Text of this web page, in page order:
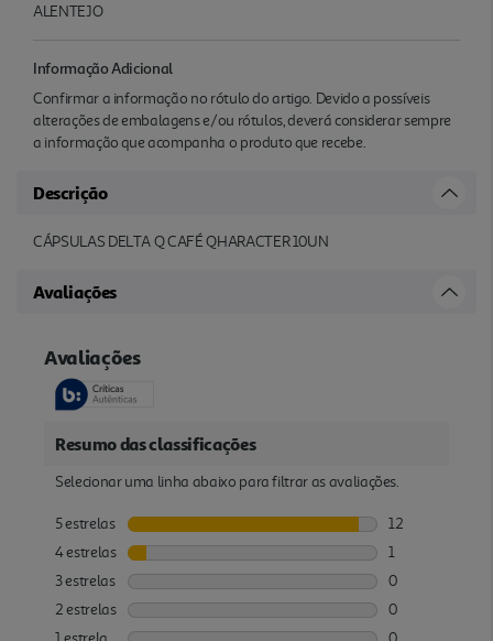
ALENTEJO
Informação Adicional
Confirmar a informação no rótulo do artigo. Devido a possíveis
alterações de embalagens e/ou rótulos, deverá considerar sempre
a informação que acompanha o produto que recebe.
Descrição
CÁPSULAS DELTA Q CAFÉ QHARACTER 10UN
Avaliações